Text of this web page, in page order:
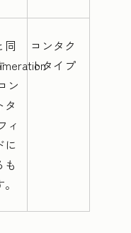
同
ン
タ
ィ
に
も
コンタク
トタイプ